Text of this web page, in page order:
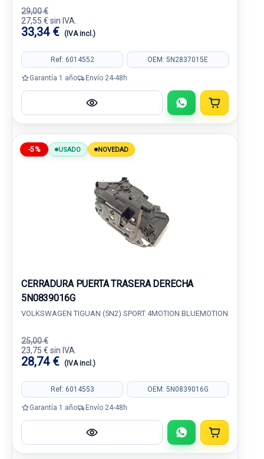
29,00 €
27,55 € sin IVA.
33,34 € (IVA incl.)
Ref: 6014552 OEM: 5N2837015E
Garantía 1 año Envío 24-48h
-5% USADO NOVEDAD
CERRADURA PUERTA TRASERA DERECHA
5N0839016G
VOLKSWAGEN TIGUAN (5N2) SPORT 4MOTION BLUEMOTION
25,00 €
23,75 € sin IVA.
28,74 € (IVA incl.)
Ref: 6014553 OEM: 5N0839016G
Garantía 1 año Envío 24-48h